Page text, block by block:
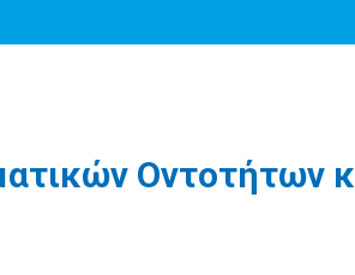
Οντοτήτων